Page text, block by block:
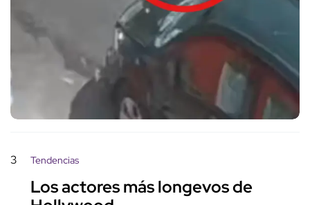
3 Tendencias
Los actores más longevos de